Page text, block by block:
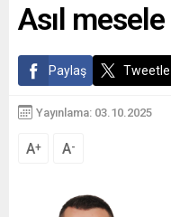
Asıl
Paylaş Tweetle
Yayınlama: 03.10.2025
A+ A-